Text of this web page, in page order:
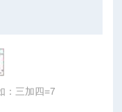
：三加四=7